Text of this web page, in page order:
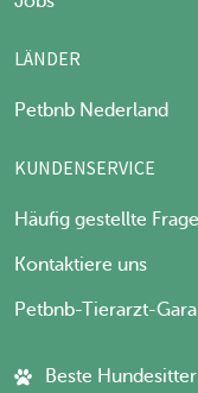
LÄNDER
Petbnb Nederland
KUNDENSERVICE
Häufig gestellte
Kontaktiere uns
Petbnb-Tierarzt-
Beste